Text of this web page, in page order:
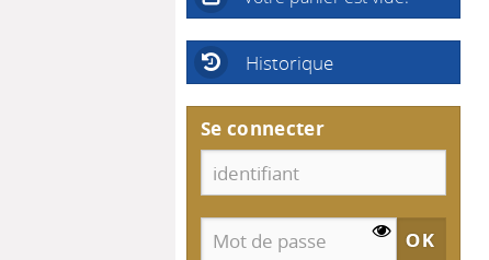
Historique
Se connecter